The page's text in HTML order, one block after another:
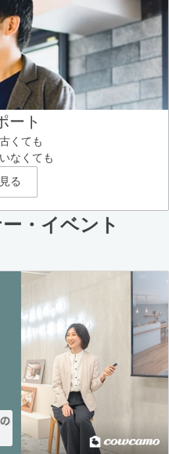
ート
くても
なくても
る
・イベント